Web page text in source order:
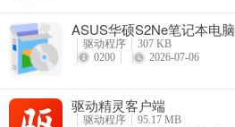
ASUS华硕S2Ne笔记本电
驱动程序
307 KB
0200
2026-07-06
驱动精灵客户端
驱动程序
95.17 MB